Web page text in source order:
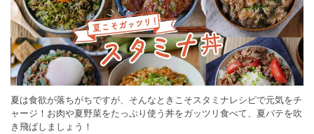
夏は食欲が落ちがちですが、そんなときこそスタミナレシピで元気をチ
ャージ！お肉や夏野菜をたっぷり使う丼をガッツリ食べて、夏バテを吹
き飛ばしましょう！